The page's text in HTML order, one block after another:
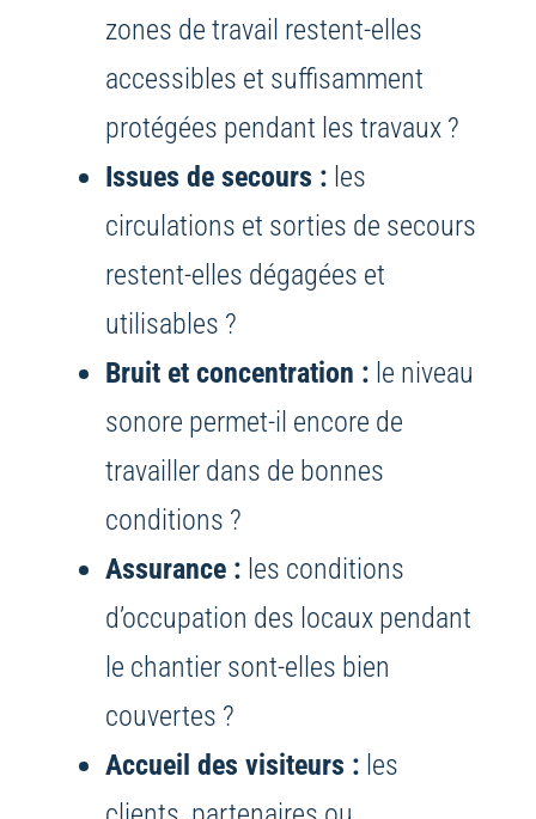
zones de travail restent-elles
accessibles et suffisamment
protégées pendant les travaux ?
Issues de secours : les
circulations et sorties de secours
restent-elles dégagées et
utilisables ?
Bruit et concentration : le niveau
sonore permet-il encore de
travailler dans de bonnes
conditions ?
Assurance : les conditions
d’occupation des locaux pendant
le chantier sont-elles bien
couvertes ?
Accueil des visiteurs : les